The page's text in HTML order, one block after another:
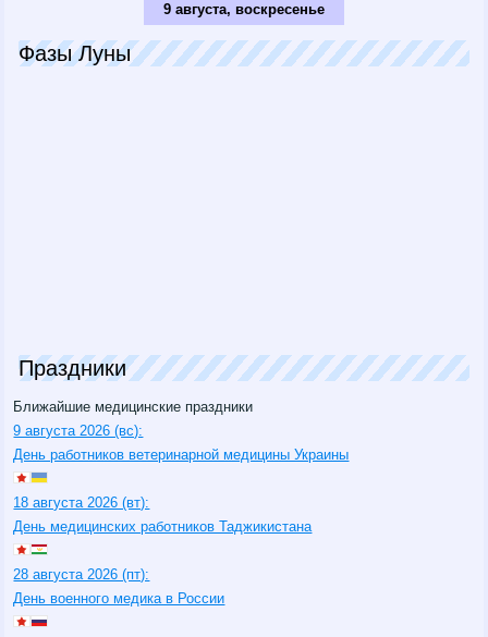
9 августа, воскресенье
Фазы Луны
Праздники
Ближайшие медицинские праздники
9 августа 2026 (вс):
День работников ветеринарной медицины Украины
18 августа 2026 (вт):
День медицинских работников Таджикистана
28 августа 2026 (пт):
День военного медика в России